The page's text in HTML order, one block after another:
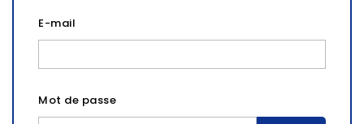
E-mail
Mot de passe